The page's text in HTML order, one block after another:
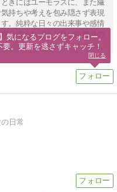
きにはユーモラスに、また繊
持ちや考えを包み隠さず表現
。純粋な日々の出来事や感情
り添うちょうど良い距離感の
日常
】気になるブログをフォロー。
要。更新を逃さずキャッチ！
閉じる